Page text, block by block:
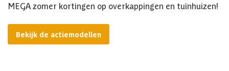
MEGA zomer kortingen op overkappingen en tuinhuizen!
Bekijk de actiemodellen